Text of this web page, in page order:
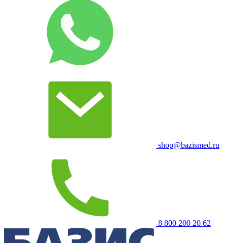
shop@bazismed.ru
8 800 200 20 62